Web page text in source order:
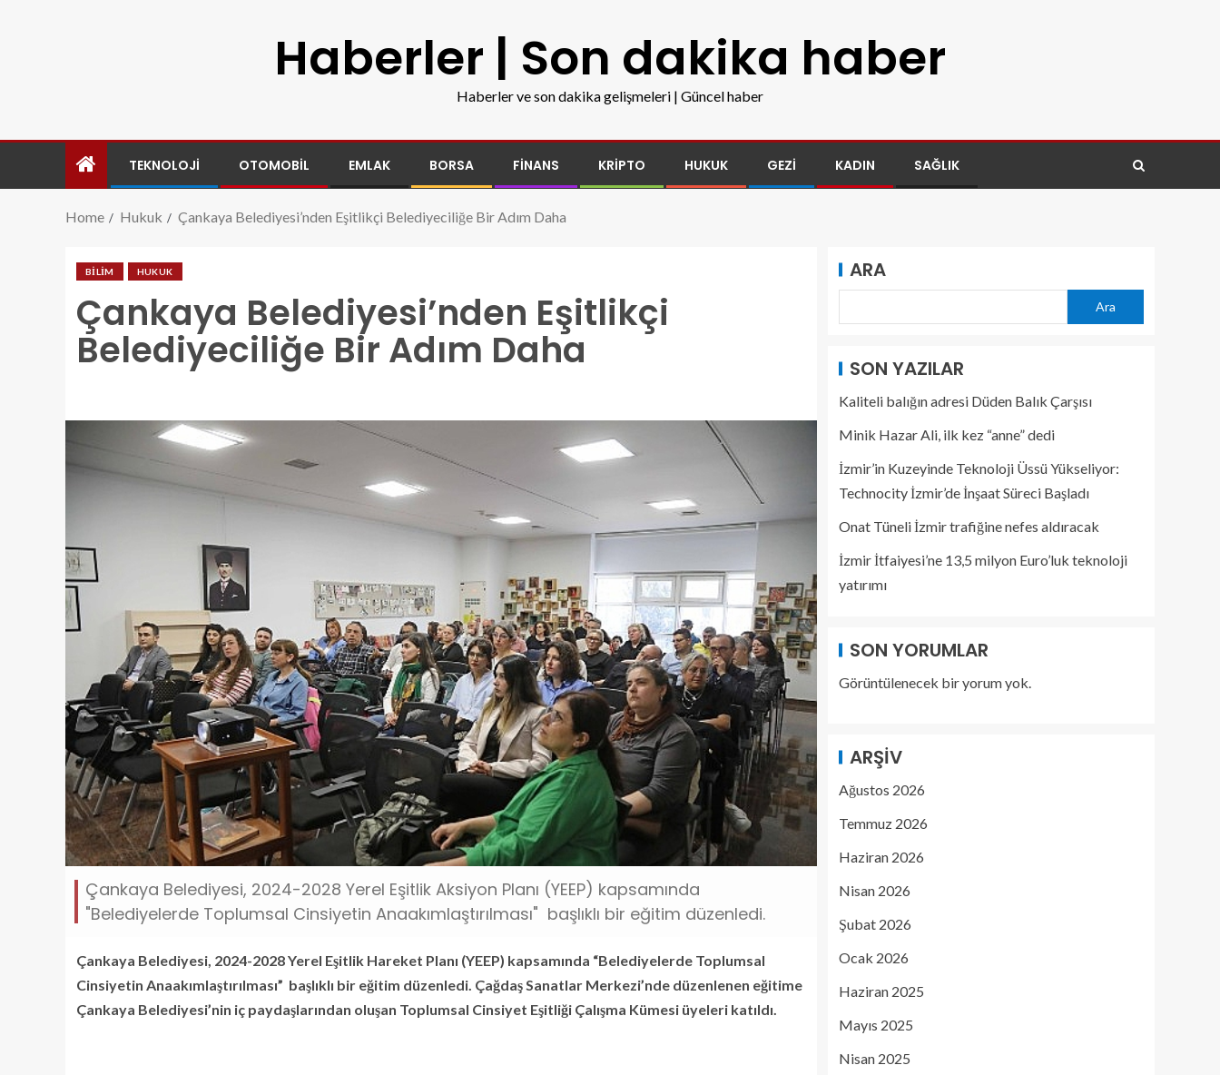
Haberler | Son dakika haber
Haberler ve son dakika gelişmeleri | Güncel haber
TEKNOLOJI OTOMOBIL EMLAK BORSA FINANS KRIPTO HUKUK GEZI KADIN SAĞLIK
Home Hukuk Çankaya Belediyesi’nden Eşitlikçi Belediyeciliğe Bir Adım Daha
BILIM HUKUK
Çankaya Belediyesi’nden Eşitlikçi
Belediyeciliğe Bir Adım Daha
Çankaya Belediyesi, 2024-2028 Yerel Eşitlik Aksiyon Planı (YEEP) kapsamında
"Belediyelerde Toplumsal Cinsiyetin Anaakımlaştırılması" başlıklı bir eğitim düzenledi.
Çankaya Belediyesi, 2024-2028 Yerel Eşitlik Hareket Planı (YEEP) kapsamında “Belediyelerde Toplumsal
Cinsiyetin Anaakımlaştırılması” başlıklı bir eğitim düzenledi. Çağdaş Sanatlar Merkezi’nde düzenlenen eğitime
Çankaya Belediyesi’nin iç paydaşlarından oluşan Toplumsal Cinsiyet Eşitliği Çalışma Kümesi üyeleri katıldı.
ARA
Ara
SON YAZILAR
Kaliteli balığın adresi Düden Balık Çarşısı
Minik Hazar Ali, ilk kez “anne” dedi
İzmir’in Kuzeyinde Teknoloji Üssü Yükseliyor:
Technocity İzmir’de İnşaat Süreci Başladı
Onat Tüneli İzmir trafiğine nefes aldıracak
İzmir İtfaiyesi’ne 13,5 milyon Euro’luk teknoloji
yatırımı
SON YORUMLAR
Görüntülenecek bir yorum yok.
ARŞIV
Ağustos 2026
Temmuz 2026
Haziran 2026
Nisan 2026
Şubat 2026
Ocak 2026
Haziran 2025
Mayıs 2025
Nisan 2025